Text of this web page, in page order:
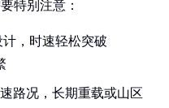
特别注意：
计，时速轻松突破
路况，长期重载或山区